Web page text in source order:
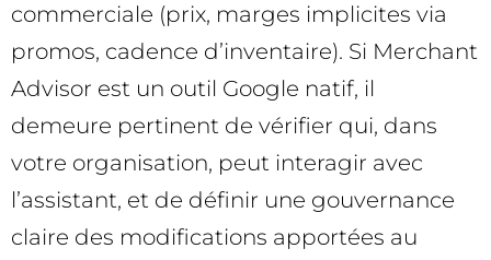
commerciale (prix, marges implicites via
promos, cadence d’inventaire). Si Merchant
Advisor est un outil Google natif, il
demeure pertinent de vérifier qui, dans
votre organisation, peut interagir avec
l’assistant, et de définir une gouvernance
claire des modifications apportées au